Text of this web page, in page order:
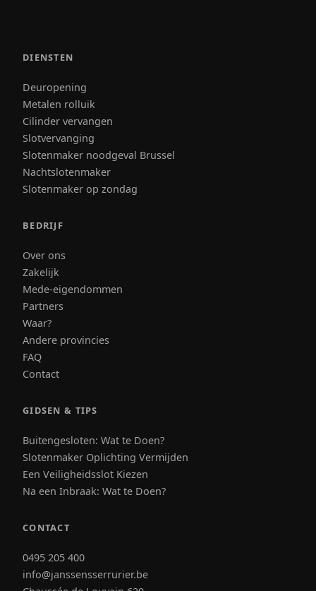
DIENSTEN
Deuropening
Metalen rolluik
Cilinder vervangen
Slotvervanging
Slotenmaker noodgeval Brussel
Nachtslotenmaker
Slotenmaker op zondag
BEDRIJF
Over ons
Zakelijk
Mede-eigendommen
Partners
Waar?
Andere provincies
FAQ
Contact
GIDSEN & TIPS
Buitengesloten: Wat te Doen?
Slotenmaker Oplichting Vermijden
Een Veiligheidsslot Kiezen
Na een Inbraak: Wat te Doen?
CONTACT
0495 205 400
info@janssensserrurier.be